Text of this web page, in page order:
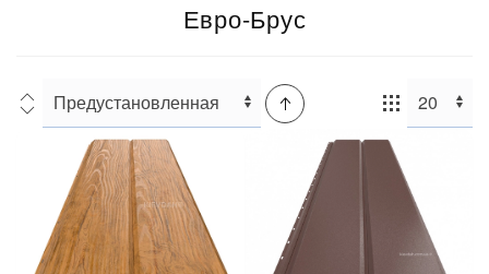
Евро-Брус
Сортировка:
Кол-
во: